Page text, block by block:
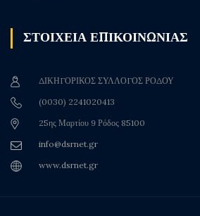
ΣΤΟΙΧΕΙΑ ΕΠΙΚΟΙΝΩΝΙΑΣ
ΔΙΚΗΓΟΡΙΚΟΣ ΣΥΛΛΟΓΟΣ ΡΟΔΟΥ
(0030) 2241020413
25ης Μαρτίου 9 Ρόδος 85100
info@dsrnet.gr
www.dsrnet.gr